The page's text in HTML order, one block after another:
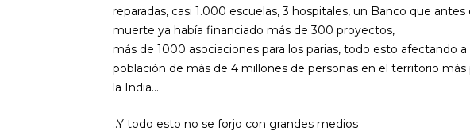
reparadas, casi 1.000 escuelas, 3 hospitales, un Banco que antes
muerte ya había financiado más de 300 proyectos,
más de 1000 asociaciones para los parias, todo esto afectando a
población de más de 4 millones de personas en el territorio más
la India….
..Y todo esto no se forjo con grandes medios